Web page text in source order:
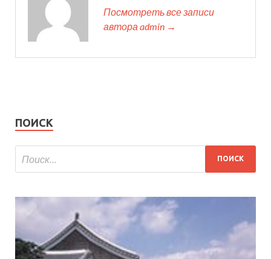
Посмотреть все записи
автора admin →
ПОИСК